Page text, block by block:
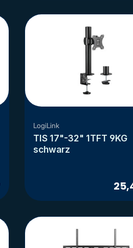
LogiLink
TIS 17"-32" 1TFT 9KG
schwarz